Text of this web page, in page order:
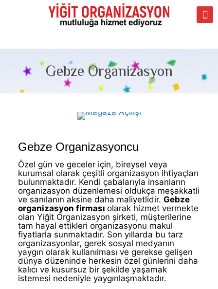
Gebze Organizasyon
Gebze Organizasyoncu
Özel gün ve geceler için, bireysel veya
kurumsal olarak çeşitli organizasyon ihtiyaçları
bulunmaktadır. Kendi çabalarıyla insanların
organizasyon düzenlemesi oldukça meşakkatli
ve sanılanın aksine daha maliyetlidir. Gebze
organizasyon firması olarak hizmet vermekte
olan Yiğit Organizasyon şirketi, müşterilerine
tam hayal ettikleri organizasyonu makul
fiyatlarla sunmaktadır. Son yıllarda bu tarz
organizasyonlar, gerek sosyal medyanın
yaygın olarak kullanılması ve gerekse gelişen
dünya düzeninde herkesin özel günlerini daha
kalıcı ve kusursuz bir şekilde yaşamak
istemesi nedeniyle yaygınlaşmaktadır.